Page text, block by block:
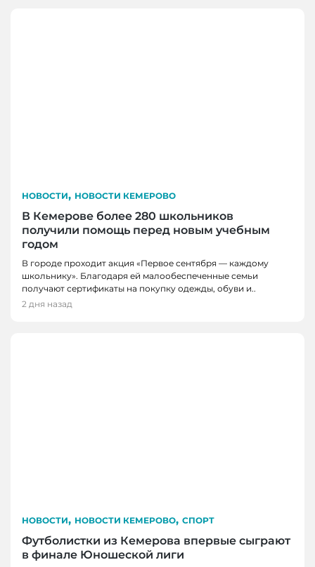
НОВОСТИ, НОВОСТИ КЕМЕРОВО
В Кемерове более 280 школьников
получили помощь перед новым учебным
годом
В городе проходит акция «Первое сентября — каждому
школьнику». Благодаря ей малообеспеченные семьи
получают сертификаты на покупку одежды, обуви и..
2 дня назад
НОВОСТИ, НОВОСТИ КЕМЕРОВО, СПОРТ
Футболистки из Кемерова впервые сыграют
в финале Юношеской лиги